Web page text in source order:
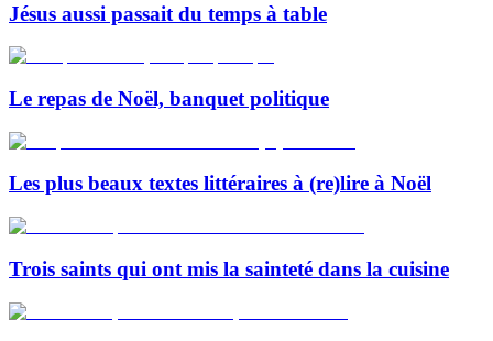
Jésus aussi passait du temps à table
Le repas de Noël, banquet politique
Les plus beaux textes littéraires à (re)lire à Noël
Trois saints qui ont mis la sainteté dans la cuisine